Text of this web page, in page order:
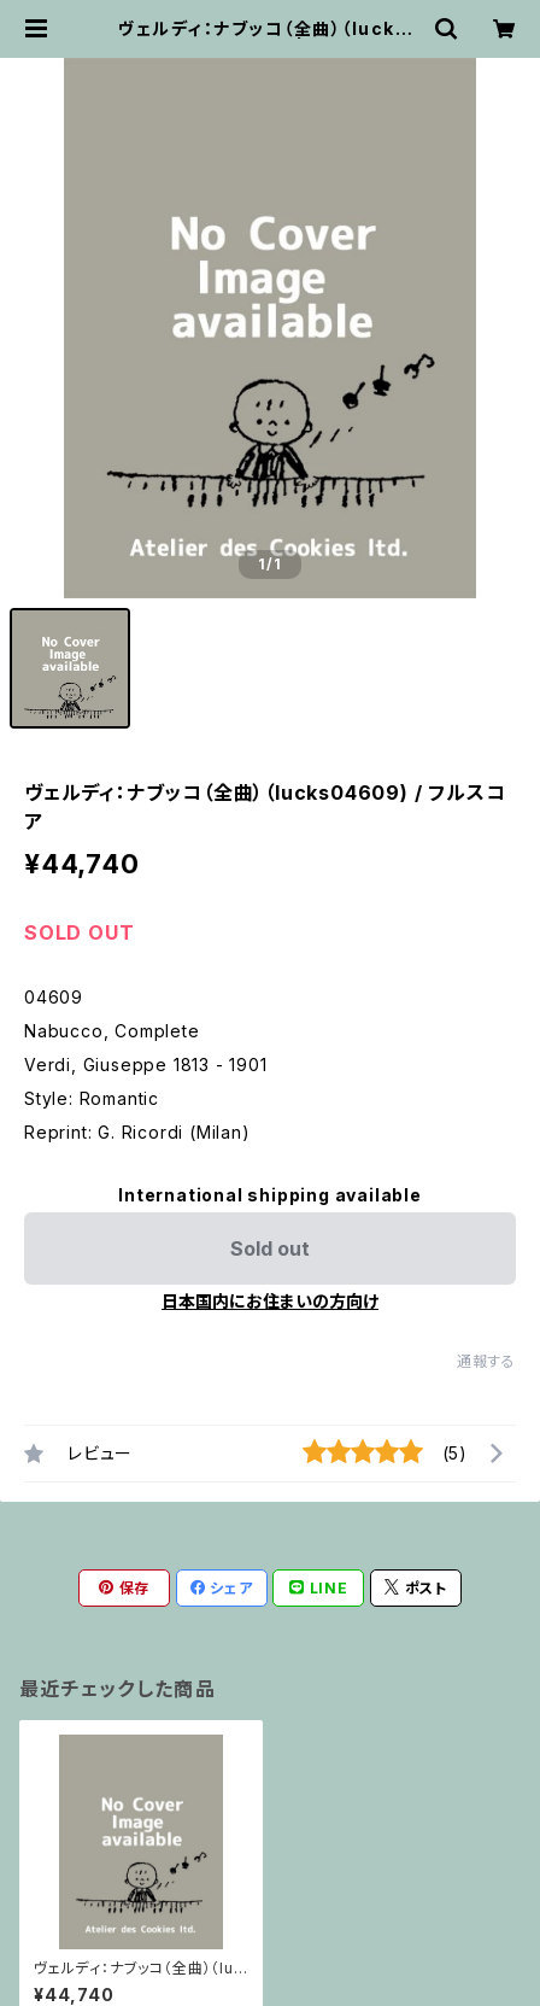
ヴェルディ：ナブッコ（全曲）（lucks0
1/1
ヴェルディ：ナブッコ（全曲）（lucks04609) / フルスコ
ア
¥44,740
SOLD OUT
04609
Nabucco, Complete
Verdi, Giuseppe 1813 - 1901
Style: Romantic
Reprint: G. Ricordi (Milan)
International shipping available
Sold out
日本国内にお住まいの方向け
通報する
レビュー (5)
保存 シェア LINE ポスト
最近チェックした商品
ヴェルディ：ナブッコ（全曲）（luc
ks04609) / フルスコア
¥44,740